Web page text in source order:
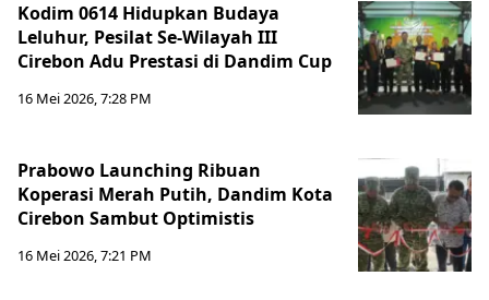
Kodim 0614 Hidupkan Budaya
Leluhur, Pesilat Se-Wilayah III
Cirebon Adu Prestasi di Dandim Cup
16 Mei 2026, 7:28 PM
Prabowo Launching Ribuan
Koperasi Merah Putih, Dandim Kota
Cirebon Sambut Optimistis
16 Mei 2026, 7:21 PM